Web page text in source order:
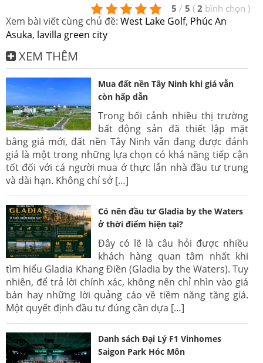
5 / 5 ( 2 bình chọn )
Xem bài viết cùng chủ đề: West Lake Golf, Phúc An
Asuka, lavilla green city
XEM THÊM
Mua đất nền Tây Ninh khi giá vẫn
còn hấp dẫn
Trong bối cảnh nhiều thị trường
bất động sản đã thiết lập mặt
bằng giá mới, đất nền Tây Ninh vẫn đang được đánh
giá là một trong những lựa chọn có khả năng tiếp cận
tốt đối với cả người mua ở thực lẫn nhà đầu tư trung
và dài hạn. Không chỉ sở […]
Có nên đầu tư Gladia by the Waters
ở thời điểm hiện tại?
Đây có lẽ là câu hỏi được nhiều
khách hàng quan tâm nhất khi
tìm hiểu Gladia Khang Điền (Gladia by the Waters). Tuy
nhiên, để trả lời chính xác, không nên chỉ nhìn vào giá
bán hay những lời quảng cáo về tiềm năng tăng giá.
Một quyết định đầu tư đúng cần dựa […]
Danh sách Đại Lý F1 Vinhomes
Saigon Park Hóc Môn